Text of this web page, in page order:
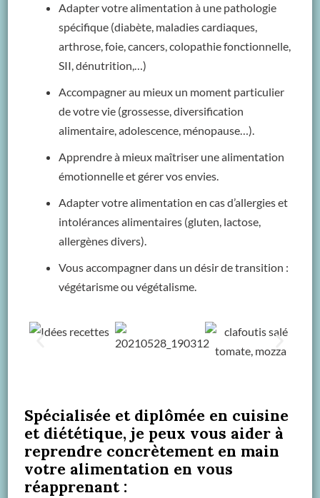
Adapter votre alimentation à une pathologie
spécifique (diabète, maladies cardiaques,
arthrose, foie, cancers, colopathie fonctionnelle,
SII, dénutrition,…)
Accompagner au mieux un moment particulier
de votre vie (grossesse, diversification
alimentaire, adolescence, ménopause…).
Apprendre à mieux maîtriser une alimentation
émotionnelle et gérer vos envies.
Adapter votre alimentation en cas d’allergies et
intolérances alimentaires (gluten, lactose,
allergènes divers).
Vous accompagner dans un désir de transition :
végétarisme ou végétalisme.
Spécialisée et diplômée en cuisine
et diététique, je peux vous aider à
reprendre concrètement en main
votre alimentation en vous
réapprenant :